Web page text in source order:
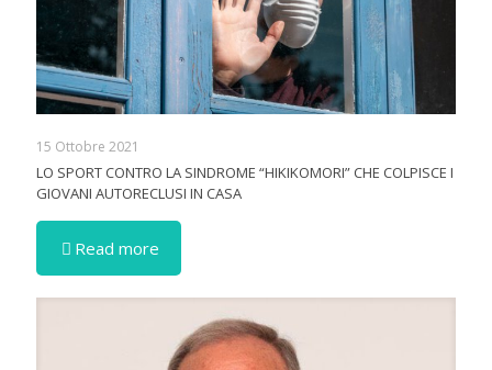
15 Ottobre 2021
LO SPORT CONTRO LA SINDROME “HIKIKOMORI” CHE COLPISCE I
GIOVANI AUTORECLUSI IN CASA
Read more